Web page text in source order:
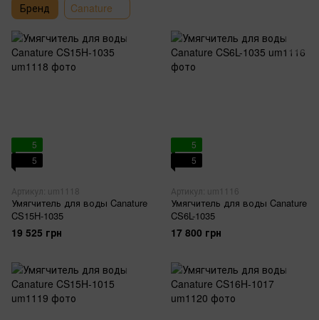
Бренд Canature
5
5
Артикул: um1118
Умягчитель для воды Canature
CS15H-1035
19 525 грн
5
5
Артикул: um1116
Умягчитель для воды Canature
CS6L-1035
17 800 грн